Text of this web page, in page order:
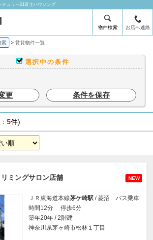
ュリー21富士ハウジング
物件検索 お店へ連絡
索 賃貸物件一覧
選択中の条件
更
条件を保存
5件)
リミングサロン店舗 NEW
ＪＲ東海道本線茅ケ崎駅 / 菱沼 バス乗車
時間12分 停歩6分
築年20年 / 2階建
神奈川県茅ヶ崎市松林１丁目